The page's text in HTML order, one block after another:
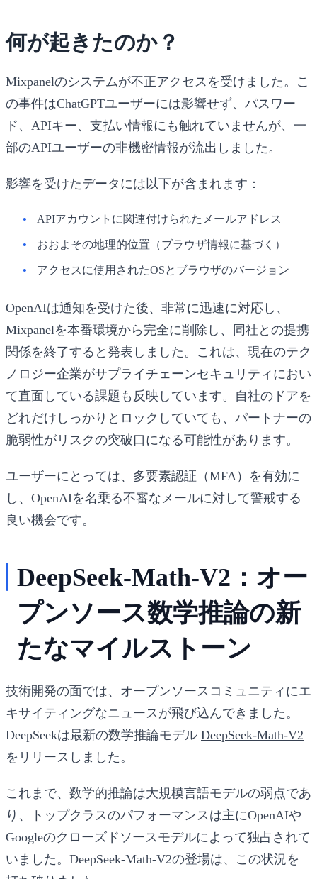
何が起きたのか？
Mixpanelのシステムが不正アクセスを受けました。こ
の事件はChatGPTユーザーには影響せず、パスワー
ド、APIキー、支払い情報にも触れていませんが、一
部のAPIユーザーの非機密情報が流出しました。
影響を受けたデータには以下が含まれます：
APIアカウントに関連付けられたメールアドレス
おおよその地理的位置（ブラウザ情報に基づく）
アクセスに使用されたOSとブラウザのバージョン
OpenAIは通知を受けた後、非常に迅速に対応し、
Mixpanelを本番環境から完全に削除し、同社との提携
関係を終了すると発表しました。これは、現在のテク
ノロジー企業がサプライチェーンセキュリティにおい
て直面している課題も反映しています。自社のドアを
どれだけしっかりとロックしていても、パートナーの
脆弱性がリスクの突破口になる可能性があります。
ユーザーにとっては、多要素認証（MFA）を有効に
し、OpenAIを名乗る不審なメールに対して警戒する
良い機会です。
DeepSeek-Math-V2：オー
プンソース数学推論の新
たなマイルストーン
技術開発の面では、オープンソースコミュニティにエ
キサイティングなニュースが飛び込んできました。
DeepSeekは最新の数学推論モデル DeepSeek-Math-V2
をリリースしました。
これまで、数学的推論は大規模言語モデルの弱点であ
り、トップクラスのパフォーマンスは主にOpenAIや
Googleのクローズドソースモデルによって独占されて
いました。DeepSeek-Math-V2の登場は、この状況を